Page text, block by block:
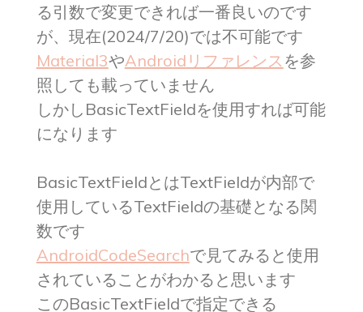
る引数で変更できれば一番良いのです
が、現在(2024/7/20)では不可能です
Material3やAndroidリファレンス を参
照しても載っていません
しかしBasicTextFieldを使用すれば可能
になります
BasicTextFieldとはTextFieldが内部で
使用しているTextFieldの基礎となる関
数です
AndroidCodeSearchで見てみると使用
されていることがわかると思います
このBasicTextFieldで指定できる